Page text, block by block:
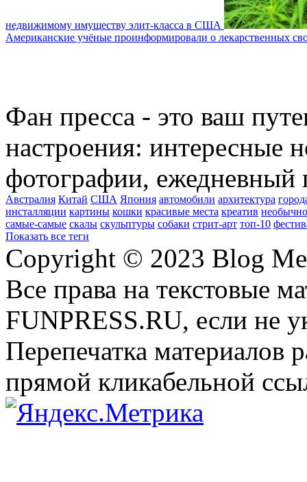
недвижимому имуществу элит-класса в США
Американские учёные проинформировали о лекарственных
Фан пресса - это ваш
настроения: интересные
фотографии, ежедневный
Австралия Китай США Япония автомобили архитектура
инсталляции картины кошки красивые места креатив
самые-самые скалы скульптуры собаки стрит-арт топ-10
Показать все теги
Copyright © 2023 Blog
Все права на текстовые
FUNPRESS.RU, если не
Перепечатка материалов
прямой кликабельной